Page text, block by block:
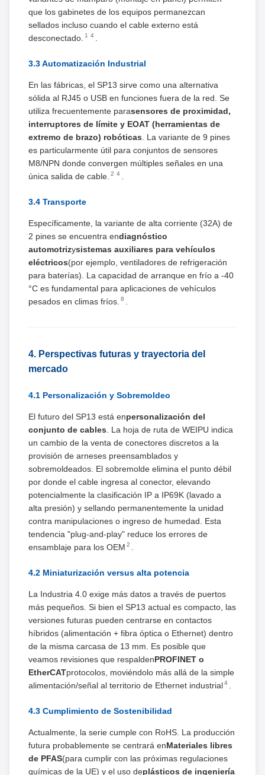
que los gabinetes de los equipos permanezcan
sellados incluso cuando el cable externo está
desconectado.
1 4
3.3 Automatización Industrial
En las fábricas, el SP13 sirve como una alternativa
sólida al RJ45 o USB en funciones fuera de la red. Se
utiliza frecuentemente parasensores de proximidad,
interruptores de límite y EOAT (herramientas de
extremo de brazo) robóticas . La variante de 9 pines
es particularmente útil para conjuntos de sensores
M8/NPN donde convergen múltiples señales en una
única salida de cable. 2 4
3.4 Transporte
Específicamente, la variante de alta corriente (32A) de
2 pines se encuentra endiagnóstico
automotrizysistemas auxiliares para vehículos
eléctricos(por ejemplo, ventiladores de refrigeración
para baterías). La capacidad de arranque en frío a -40
°C es fundamental para aplicaciones de vehículos
pesados ​​en climas fríos. 8
4. Perspectivas futuras y trayectoria del
mercado
4.1 Personalización y Sobremoldeo
El futuro del SP13 está enpersonalización del
conjunto de cables . La hoja de ruta de WEIPU indica
un cambio de la venta de conectores discretos a la
provisión de arneses preensamblados y
sobremoldeados. El sobremolde elimina el punto débil
por donde el cable ingresa al conector, elevando
potencialmente la clasificación IP a IP69K (lavado a
alta presión) y sellando permanentemente la unidad
contra manipulaciones o ingreso de humedad. Esta
tendencia "plug-and-play" reduce los errores de
ensamblaje para los OEM 2
4.2 Miniaturización versus alta potencia
La Industria 4.0 exige más datos a través de puertos
más pequeños. Si bien el SP13 actual es compacto, las
versiones futuras pueden centrarse en contactos
híbridos (alimentación + fibra óptica o Ethernet) dentro
de la misma carcasa de 13 mm. Es posible que
veamos revisiones que respaldenPROFINET o
EtherCATprotocolos, moviéndolo más allá de la simple
alimentación/señal al territorio de Ethernet industrial4
4.3 Cumplimiento de Sostenibilidad
Actualmente, la serie cumple con RoHS. La producción
futura probablemente se centrará enMateriales libres
de PFAS(para cumplir con las próximas regulaciones
químicas de la UE) y el uso deplásticos de ingeniería